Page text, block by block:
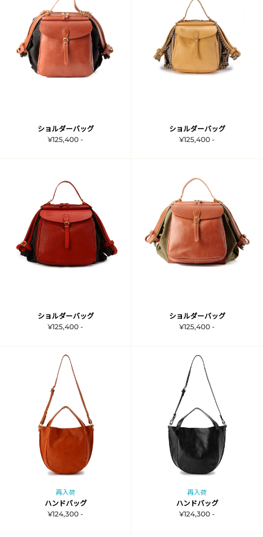
ショルダーバッグ
¥125,400 -
ショルダーバッグ
¥125,400 -
ショルダーバッグ
¥125,400 -
ショルダーバッグ
¥125,400 -
再入荷
ハンドバッグ
¥124,300 -
再入荷
ハンドバッグ
¥124,300 -